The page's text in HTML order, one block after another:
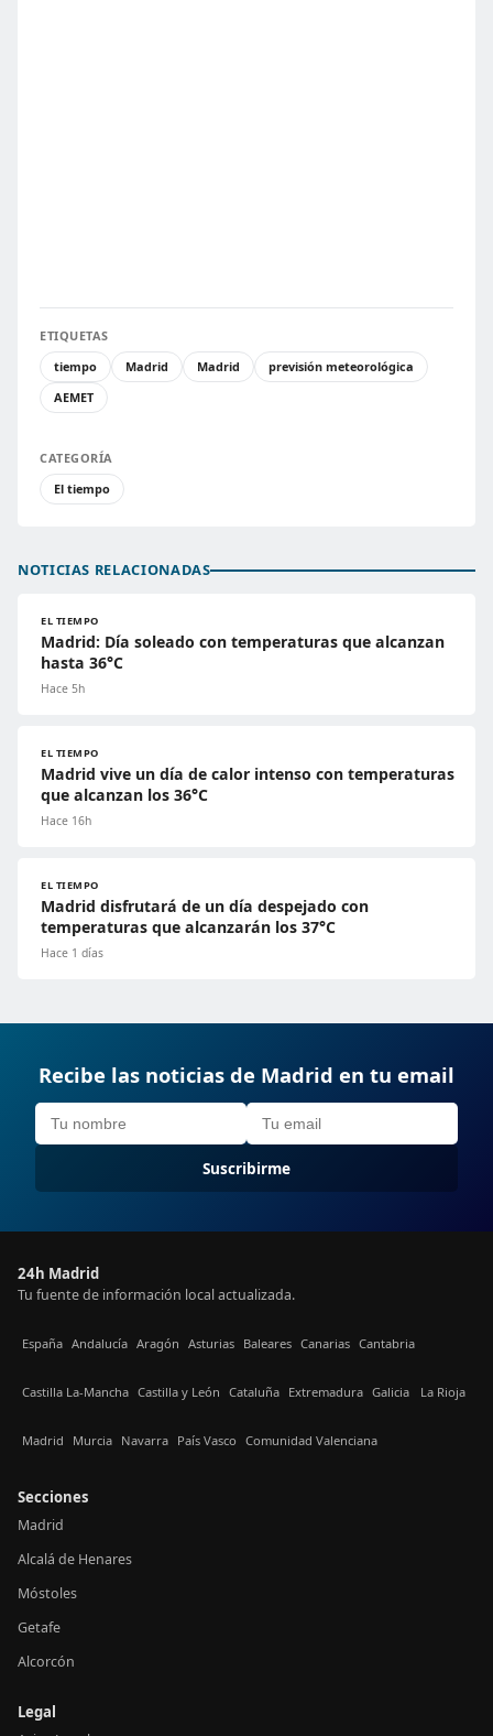
ETIQUETAS
tiempo
Madrid Madrid
previsión meteorológica
AEMET
CATEGORÍA
El tiempo
NOTICIAS RELACIONADAS
EL TIEMPO
Madrid: Día soleado con temperaturas que alcanzan
hasta 36°C
Hace 5h
EL TIEMPO
Madrid vive un día de calor intenso con temperaturas
que alcanzan los 36°C
Hace 16h
EL TIEMPO
Madrid disfrutará de un día despejado con
temperaturas que alcanzarán los 37°C
Hace 1 días
Recibe las noticias de Madrid en tu email
Suscribirme
24h Madrid
Tu fuente de información local actualizada.
España Andalucía Aragón Asturias Baleares Canarias Cantabria
Castilla La-Mancha Castilla y León Cataluña Extremadura Galicia La Rioja
Madrid Murcia Navarra País Vasco Comunidad Valenciana
Secciones
Madrid
Alcalá de Henares
Móstoles
Getafe
Alcorcón
Legal